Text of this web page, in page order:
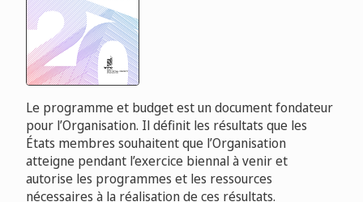
Le programme et budget est un document fondateur
pour l’Organisation. Il définit les résultats que les
États membres souhaitent que l’Organisation
atteigne pendant l’exercice biennal à venir et
autorise les programmes et les ressources
nécessaires à la réalisation de ces résultats.